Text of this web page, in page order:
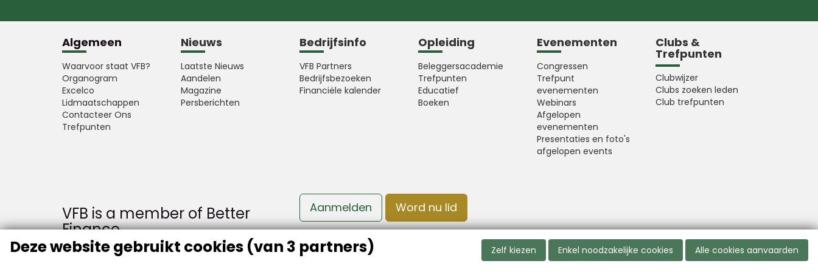
Algemeen
Waarvoor staat VFB?
Organogram
Excelco
Lidmaatschappen
Contacteer Ons
Trefpunten
Nieuws
Laatste Nieuws
Aandelen
Magazine
Persberichten
Bedrijfsinfo
VFB Partners
Bedrijfsbezoeken
Financiële kalender
Opleiding
Beleggersacademie
Trefpunten
Educatief
Boeken
Evenementen
Congressen
Trefpunt
evenementen
Webinars
Afgelopen
evenementen
Presentaties en foto's
afgelopen events
Clubs &
Trefpunten
Clubwijzer
Clubs zoeken leden
Club trefpunten
VFB is a member of Better
Finance
Aanmelden Word nu lid
Deze website gebruikt cookies (van 3 partners) Zelf kiezen Enkel noodzakelijke cookies Alle cookies aanvaarden